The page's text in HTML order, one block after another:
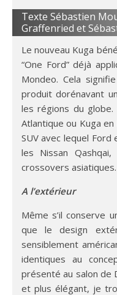
Texte Sébastien
Graffenried et
Le nouveau Kuga
“One Ford” déjà
Mondeo. Cela
produit dorénavant
les régions du globe.
Atlantique ou Kuga en
SUV avec lequel
les Nissan
crossovers asiatiques.
A l’extérieur
Même s’il conserve
que le design
sensiblement
identiques au
présenté au salon de
et plus élégant, je